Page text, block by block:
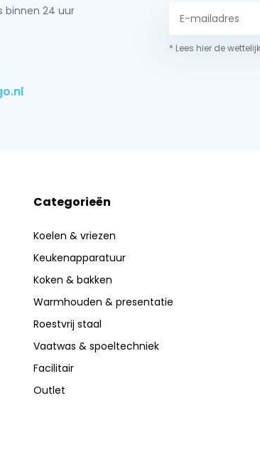
binnen 24 uur
* Lees hier de
Categorieën
Koelen & vriezen
Keukenapparatuur
Koken & bakken
Warmhouden & presentatie
Roestvrij staal
Vaatwas & spoeltechniek
Facilitair
Outlet